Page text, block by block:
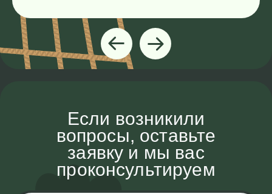
Если возникили
вопросы, оставьте
заявку и мы вас
проконсультируем